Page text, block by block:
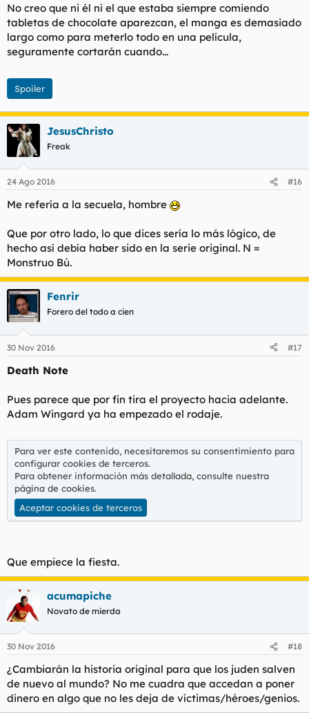
No creo que ni él ni el que estaba siempre comiendo
tabletas de chocolate aparezcan, el manga es demasiado
largo como para meterlo todo en una película,
seguramente cortarán cuando...
Spoiler
JesusChristo
Freak
24 Ago 2016 #16
Me refería a la secuela, hombre
Que por otro lado, lo que dices sería lo más lógico, de
hecho así debía haber sido en la serie original. N =
Monstruo Bú.
Fenrir
Forero del todo a cien
30 Nov 2016 #17
Death Note
Pues parece que por fin tira el proyecto hacia adelante.
Adam Wingard ya ha empezado el rodaje.
Para ver este contenido, necesitaremos su consentimiento para
configurar cookies de terceros.
Para obtener información más detallada, consulte nuestra
página de cookies.
Aceptar cookies de terceros
Que empiece la fiesta.
acumapiche
Novato de mierda
30 Nov 2016 #18
¿Cambiarán la historia original para que los juden salven
de nuevo al mundo? No me cuadra que accedan a poner
dinero en algo que no les deja de víctimas/héroes/genios.